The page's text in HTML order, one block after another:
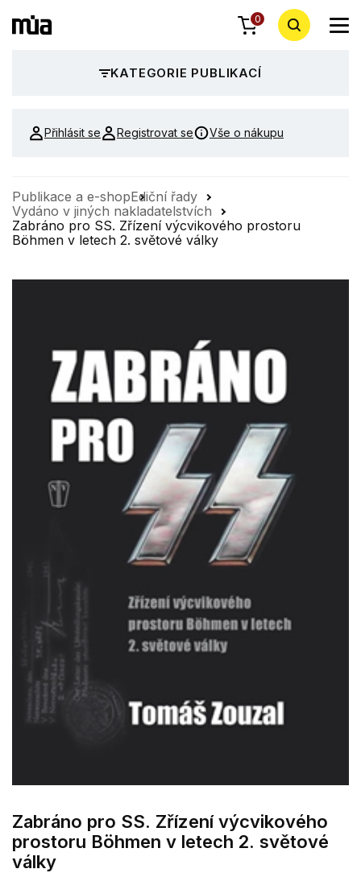
0
KATEGORIE PUBLIKACÍ
Přihlásit se Registrovat se Vše o nákupu
Publikace a e-shopEdiční řady
Vydáno v jiných nakladatelstvích
Zabráno pro SS. Zřízení výcvikového prostoru
Böhmen v letech 2. světové války
Zabráno pro SS. Zřízení výcvikového
prostoru Böhmen v letech 2. světové
války